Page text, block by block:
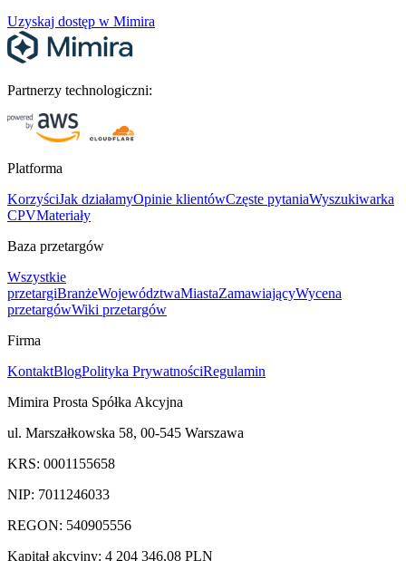
Uzyskaj dostęp w Mimira
Partnerzy technologiczni:
Platforma
KorzyściJak działamyOpinie klientówCzęste pytaniaWyszukiwarka
CPVMateriały
Baza przetargów
Wszystkie
przetargiBranżeWojewództwaMiastaZamawiającyWycena
przetargówWiki przetargów
Firma
KontaktBlogPolityka PrywatnościRegulamin
Mimira Prosta Spółka Akcyjna
ul. Marszałkowska 58, 00-545 Warszawa
KRS: 0001155658
NIP: 7011246033
REGON: 540905556
Kapitał akcyjny: 4 204 346,08 PLN